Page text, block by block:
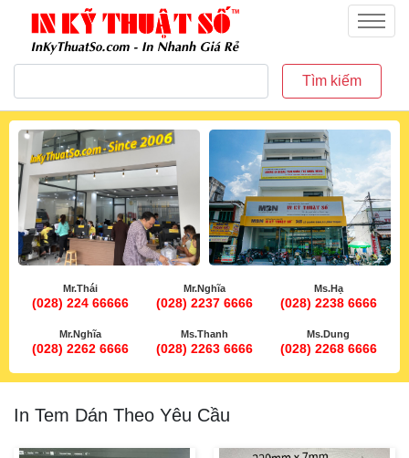
inkythuatso.com
Menu
Tìm kiếm
Mr.Thái
(028) 224 66666
Mr.Nghĩa
(028) 2237 6666
Ms.Hạ
(028) 2238 6666
Mr.Nghĩa
(028) 2262 6666
Ms.Thanh
(028) 2263 6666
Ms.Dung
(028) 2268 6666
In Tem Dán Theo Yêu Cầu